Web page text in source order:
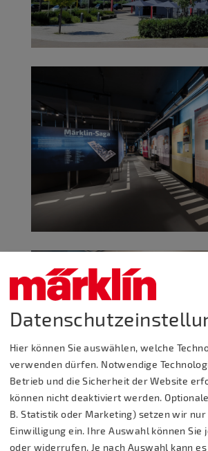
Hier können Sie auswählen, welche
verwenden dürfen. Notwendige
Betrieb und die Sicherheit der Website
können nicht deaktiviert werden.
B. Statistik oder Marketing) setzen wir
Einwilligung ein. Ihre Auswahl können Sie
oder widerrufen. Je nach Auswahl kann